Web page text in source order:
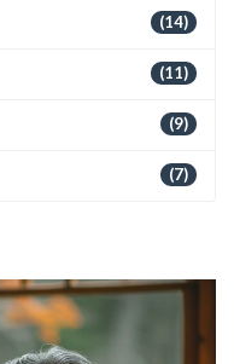
(14)
(11)
(9)
(7)